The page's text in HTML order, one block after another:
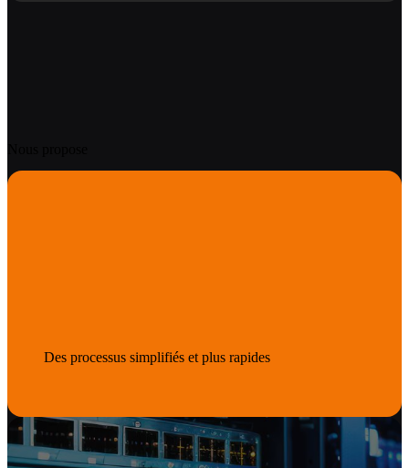
Des pro­cessus simp­lifiés et plus rap­ides